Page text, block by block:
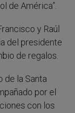
de América”.
y Raúl
del presidente
de regalos.
de la Santa
por el
con los